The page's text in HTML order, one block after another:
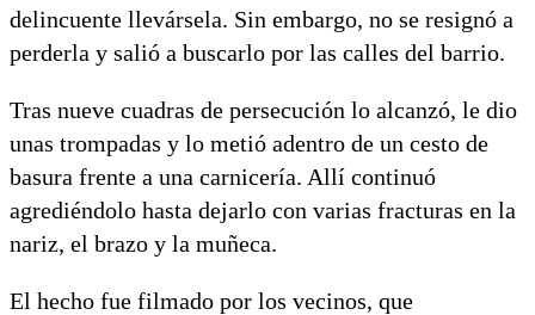
delincuente llevársela. Sin embargo, no se resignó a
perderla y salió a buscarlo por las calles del barrio.
Tras nueve cuadras de persecución lo alcanzó, le dio
unas trompadas y lo metió adentro de un cesto de
basura frente a una carnicería. Allí continuó
agrediéndolo hasta dejarlo con varias fracturas en la
nariz, el brazo y la muñeca.
El hecho fue filmado por los vecinos, que